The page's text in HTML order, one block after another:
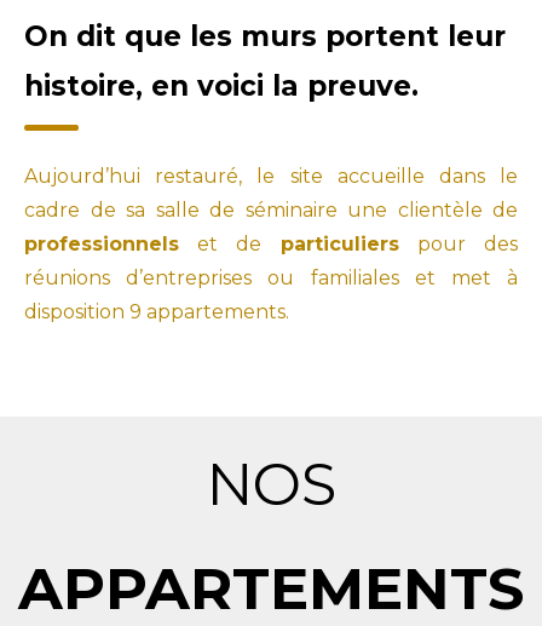
On dit que les murs portent leur
histoire, en voici la preuve.
Aujourd’hui restauré, le site accueille dans le
cadre de sa salle de séminaire une clientèle de
professionnels et de particulierspour des
réunions d’entreprises ou familiales et met à
disposition 9 appartements.
NOS
APPARTEMENTS